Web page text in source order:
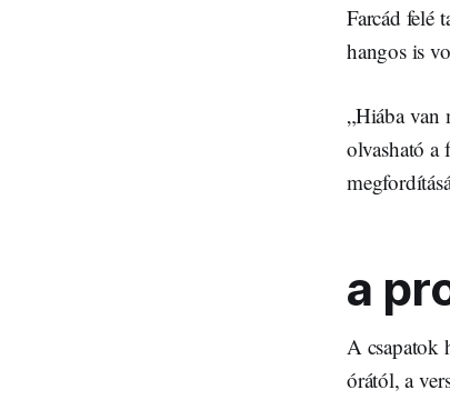
Farcád felé
hangos is
„Hiába
olvasható a
a
A csapatok
órától, a